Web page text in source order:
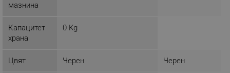
мазнина
Капацитет
храна
0 Kg
Цвят Черен Черен